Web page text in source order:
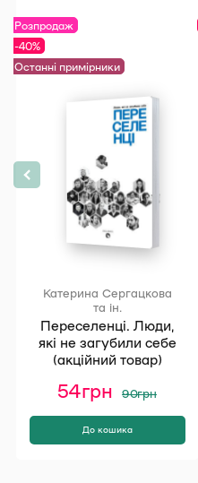
Переселенці. Люди,
які не загубили себе
(акційний товар)
Розпродаж
-40%
Останні примірники
90грн
ціна:
90 грн.
54грнПоточна
ціна:
54 грн.
Катерина Сергацкова
та ін.
До кошика